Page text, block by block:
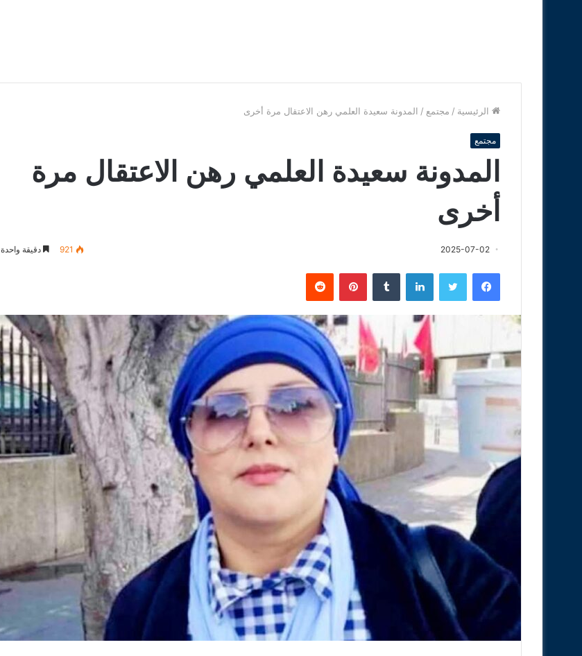
الرئيسية / مجتمع / المدونة سعيدة العلمي رهن الاعتقال مرة أخرى
مجتمع
المدونة سعيدة العلمي رهن الاعتقال مرة
أخرى
2025-07-02
921 دقيقة واحدة
فيسبوك لينكدإن بينتيريست